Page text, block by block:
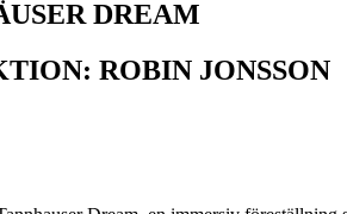
DREAM
ROBIN JONSSON